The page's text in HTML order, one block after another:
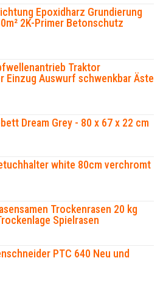
Epoxidharz Grundierung
2K-Primer Betonschutz
Traktor
Einzug Auswurf schwenkbar Äste
Dream Grey - 80 x 67 x 22 cm
white 80cm verchromt
Trockenrasen 20 kg
Spielrasen
PTC 640 Neu und